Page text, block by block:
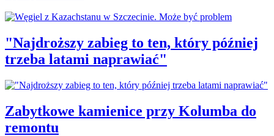
"Najdroższy zabieg to ten, który później
trzeba latami naprawiać"
Zabytkowe kamienice przy Kolumba do
remontu